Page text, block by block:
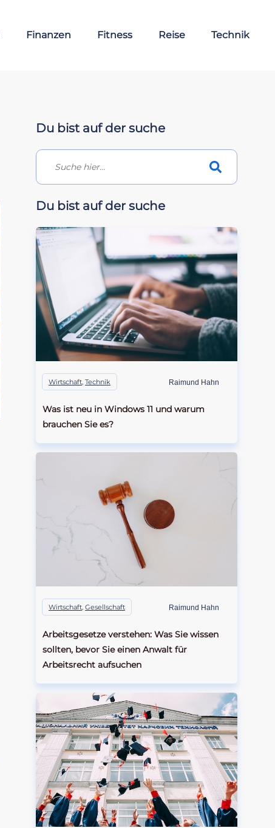
Finanzen Fitness Reise Technik
Du bist auf der suche
Du bist auf der suche
Wirtschaft Technik Raimund Hahn
Was ist neu in Windows 11 und warum
brauchen Sie es?
Wirtschaft, Gesellschaft Raimund Hahn
Arbeitsgesetze verstehen: Was Sie wissen
sollten, bevor Sie einen Anwalt für
Arbeitsrecht aufsuchen